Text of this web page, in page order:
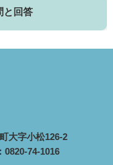
と回答
大字小松126-2
0820-74-1016